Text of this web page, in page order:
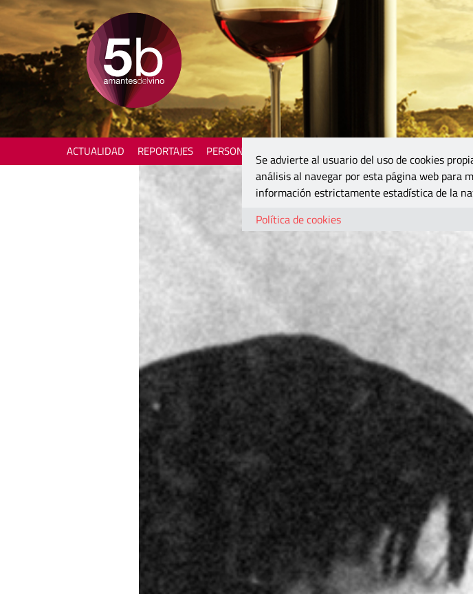
ACTUALIDAD REPORTAJES PERSONAJES
Se advierte al usuario del uso de cookies
análisis al navegar por esta página web para
información estrictamente estadística de la
Política de cookies